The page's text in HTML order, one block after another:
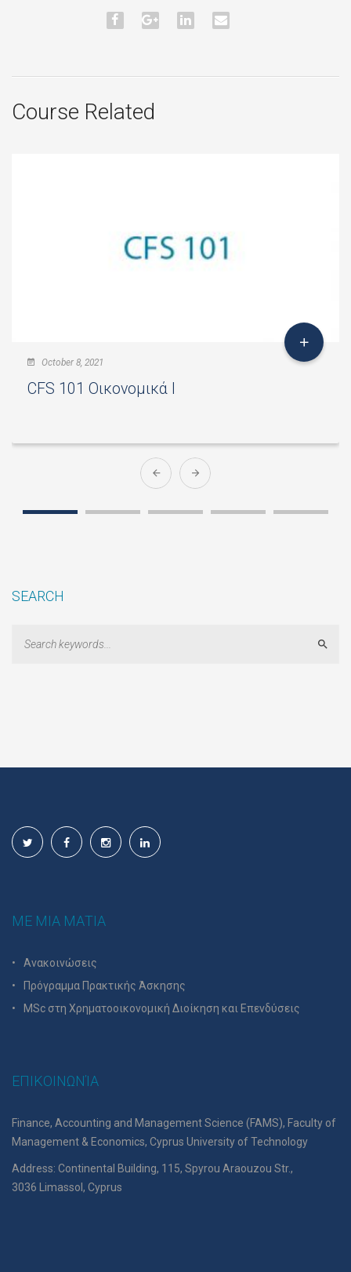
Course Related
October 8, 2021
CFS 101 Οικονομικά I
SEARCH
ΜΕ ΜΙΑ ΜΑΤΙΑ
Ανακοινώσεις
Πρόγραμμα Πρακτικής Άσκησης
MSc στη Χρηματοοικονομική Διοίκηση και Επενδύσεις
ΕΠΙΚΟΙΝΩΝΊΑ
Finance, Accounting and Management Science (FAMS), Faculty of
Management & Economics, Cyprus University of Technology
Address: Continental Building, 115, Spyrou Araouzou Str.,
3036 Limassol, Cyprus